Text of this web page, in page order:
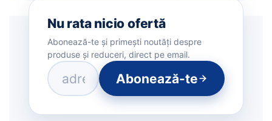
Nu rata nicio ofertă
Abonează-te și primești noutăți despre
produse și reduceri, direct pe email.
Abonează-te